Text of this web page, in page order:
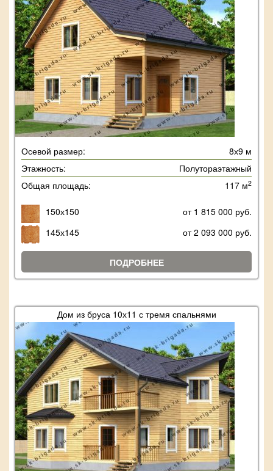
Осевой размер:
8х9 м
Этажность:
Полутораэтажный
Общая площадь:
117 м2
150х150
от 1 815 000 руб.
145х145
от 2 093 000 руб.
ПОДРОБНЕЕ
Дом из бруса 10х11 с тремя спальнями